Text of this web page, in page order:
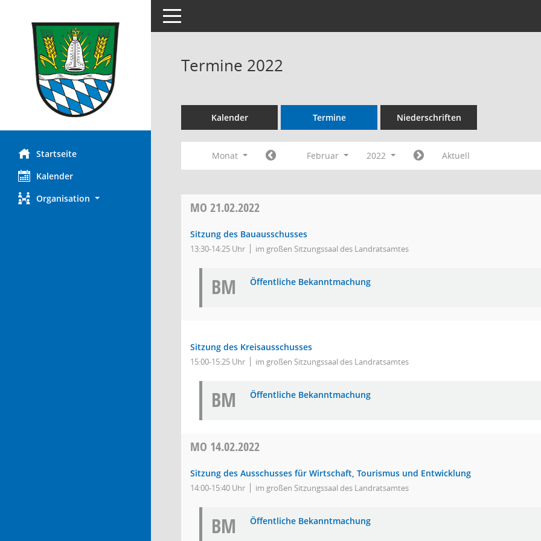
Startseite
Kalender
Organisation
Toggle navigation
Termine 2022
Kalender Termine Niederschriften
Monat Februar 2022 Aktuell
MO 21.02.2022
Sitzung des Bauausschusses
13:30-14:25 Uhr im großen Sitzungssaal des Landratsamtes
BM Öffentliche Bekanntmachung
Sitzung des Kreisausschusses
15:00-15:25 Uhr im großen Sitzungssaal des Landratsamtes
BM Öffentliche Bekanntmachung
MO 14.02.2022
Sitzung des Ausschusses für Wirtschaft, Tourismus und Entwicklung
14:00-15:40 Uhr im großen Sitzungssaal des Landratsamtes
BM Öffentliche Bekanntmachung